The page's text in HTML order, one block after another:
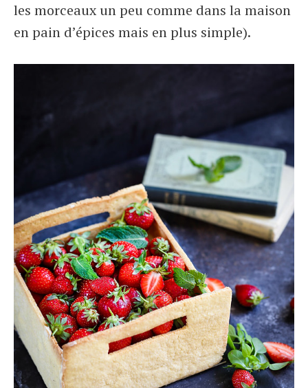
les morceaux un peu comme dans la maison
en pain d’épices mais en plus simple).